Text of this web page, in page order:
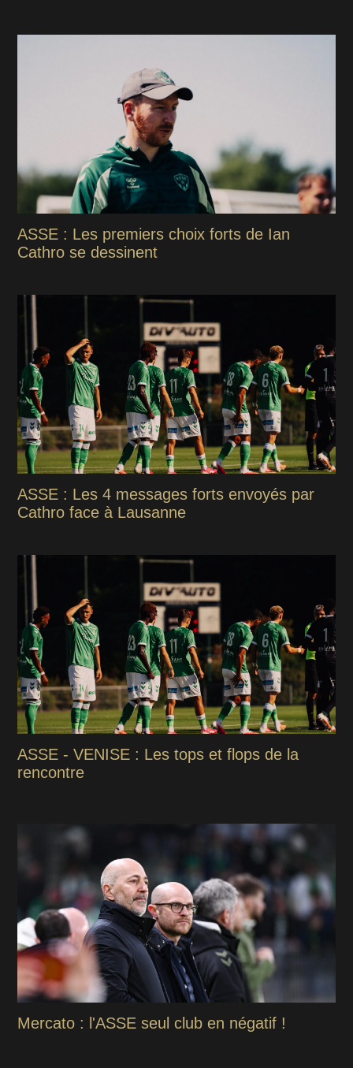
ASSE : Les premiers choix forts de Ian
Cathro se dessinent
ASSE : Les 4 messages forts envoyés par
Cathro face à Lausanne
ASSE - VENISE : Les tops et flops de la
rencontre
Mercato : l'ASSE seul club en négatif !